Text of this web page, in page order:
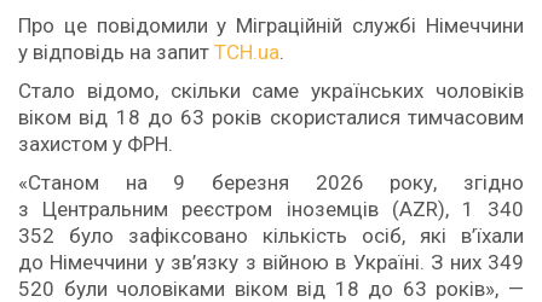
Про це повідомили у Міграційній службі Німеччини
у відповідь на запит ТСН.ua.
Стало відомо, скільки саме українських чоловіків
віком від 18 до 63 років скористалися тимчасовим
захистом у ФРН.
«Станом на 9 березня 2026 року, згідно
з Центральним реєстром іноземців (AZR), 1 340
352 було зафіксовано кількість осіб, які в’їхали
до Німеччини у зв’язку з війною в Україні. З них 349
520 були чоловіками віком від 18 до 63 років», —